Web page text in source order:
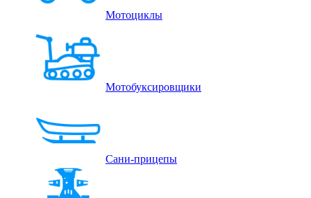
Мотоциклы
Мотобуксировщики
Сани-прицепы